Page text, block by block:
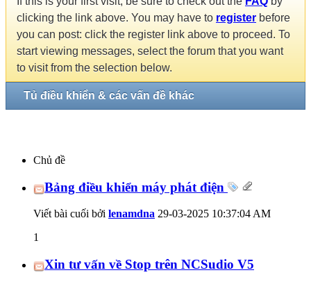
clicking the link above. You may have to register before
you can post: click the register link above to proceed. To
start viewing messages, select the forum that you want
to visit from the selection below.
Tủ điều khiển & các vấn đề khác
Chủ đề
Bảng điều khiển máy phát điện
Viết bài cuối bởi lenamdna 29-03-2025 10:37:04 AM
1
Xin tư vấn về Stop trên NCSudio V5